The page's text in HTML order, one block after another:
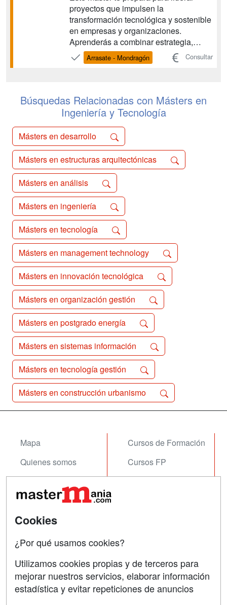
proyectos que impulsen la
transformación tecnológica y sostenible
en empresas y organizaciones.
Aprenderás a combinar estrategia,
tecnología y datos, utilizando
herramientas de Inteligencia Artificial,
Contarás con un profesorado multidi...
Arrasate - Mondragón Consultar
Búsquedas Relacionadas con Másters en
Ingeniería y Tecnología
Másters en desarrollo
Másters en estructuras arquitectónicas
Másters en análisis
Másters en ingeniería
Másters en tecnología
Másters en management technology
Másters en innovación tecnológica
Másters en organización gestión
Másters en postgrado energía
Másters en sistemas información
Másters en tecnología gestión
Másters en construcción urbanismo
Mapa
Quienes somos
Acceso Usuarios
Acceso Centros
Cursos de Formación
Cursos FP
Contactar
Confidencialidad
SÍGUENOS EN:
Cookies
¿Por qué usamos cookies?
Utilizamos cookies propias y de terceros para
mejorar nuestros servicios, elaborar información
estadística y evitar repeticiones de anuncios